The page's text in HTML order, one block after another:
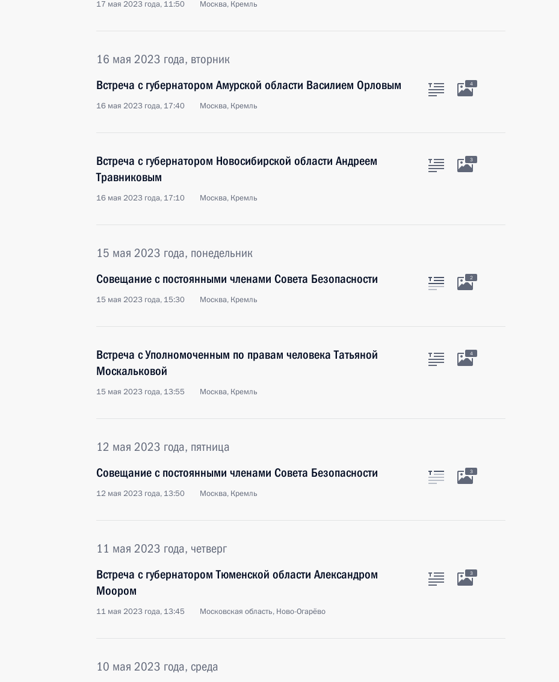
17 мая 2023 года, 11:50 Москва, Кремль
16 мая 2023 года, вторник
Встреча с губернатором Амурской области Василием Орловым
16 мая 2023 года, 17:40 Москва, Кремль
4
Встреча с губернатором Новосибирской области Андреем
Травниковым
16 мая 2023 года, 17:10 Москва, Кремль
3
15 мая 2023 года, понедельник
Совещание с постоянными членами Совета Безопасности
15 мая 2023 года, 15:30 Москва, Кремль
2
Встреча с Уполномоченным по правам человека Татьяной
Москальковой
15 мая 2023 года, 13:55 Москва, Кремль
4
12 мая 2023 года, пятница
Совещание с постоянными членами Совета Безопасности
12 мая 2023 года, 13:50 Москва, Кремль
3
11 мая 2023 года, четверг
Встреча с губернатором Тюменской области Александром
Моором
11 мая 2023 года, 13:45 Московская область, Ново-Огарёво
3
10 мая 2023 года, среда